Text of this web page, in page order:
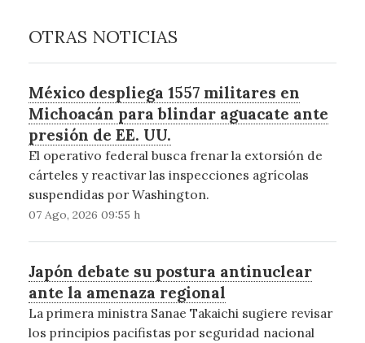
OTRAS NOTICIAS
México despliega 1557 militares en
Michoacán para blindar aguacate ante
presión de EE. UU.
El operativo federal busca frenar la extorsión de
cárteles y reactivar las inspecciones agrícolas
suspendidas por Washington.
07 Ago, 2026 09:55 h
Japón debate su postura antinuclear
ante la amenaza regional
La primera ministra Sanae Takaichi sugiere revisar
los principios pacifistas por seguridad nacional